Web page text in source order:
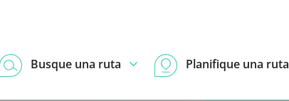
Busque una ruta Planifique una ruta